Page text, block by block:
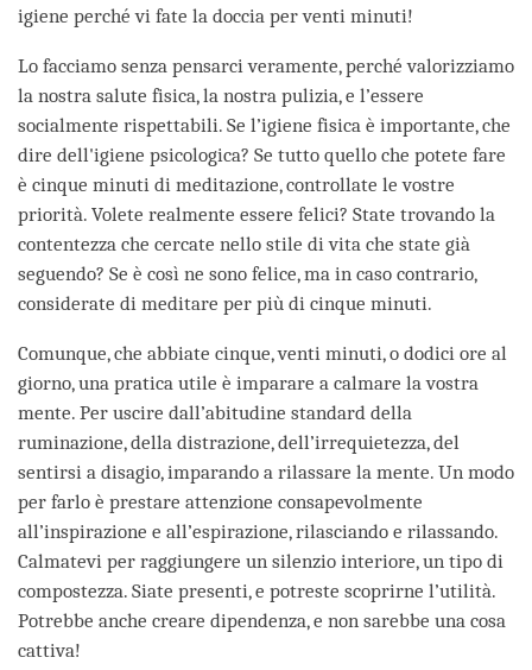
igiene perché vi fate la doccia per venti minuti!
Lo facciamo senza pensarci veramente, perché valorizziamo
la nostra salute fisica, la nostra pulizia, e l’essere
socialmente rispettabili. Se l’igiene fisica è importante, che
dire dell'igiene psicologica? Se tutto quello che potete fare
è cinque minuti di meditazione, controllate le vostre
priorità. Volete realmente essere felici? State trovando la
contentezza che cercate nello stile di vita che state già
seguendo? Se è così ne sono felice, ma in caso contrario,
considerate di meditare per più di cinque minuti.
Comunque, che abbiate cinque, venti minuti, o dodici ore al
giorno, una pratica utile è imparare a calmare la vostra
mente. Per uscire dall’abitudine standard della
ruminazione, della distrazione, dell’irrequietezza, del
sentirsi a disagio, imparando a rilassare la mente. Un modo
per farlo è prestare attenzione consapevolmente
all’inspirazione e all’espirazione, rilasciando e rilassando.
Calmatevi per raggiungere un silenzio interiore, un tipo di
compostezza. Siate presenti, e potreste scoprirne l’utilità.
Potrebbe anche creare dipendenza, e non sarebbe una cosa
cattiva!